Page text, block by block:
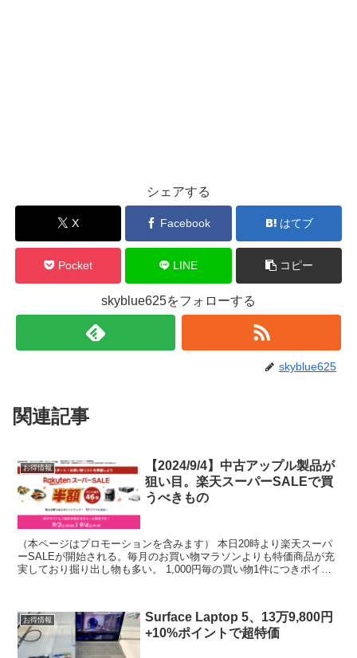
シェアする
X Facebook はてブ
Pocket LINE コピー
skyblue625をフォローする
skyblue625
関連記事
お得情報
【2024/9/4】中古アップル製品が
狙い目。楽天スーパーSALEで買
うべきもの
（本ページはプロモーションを含みます） 本日20時より楽天スーパ
ーSALEが開始される。毎月のお買い物マラソンよりも特価商品が充
実しており掘り出し物も多い。 1,000円毎の買い物1件につきポイン
お得情報
Surface Laptop 5、13万9,800円
+10%ポイントで超特価